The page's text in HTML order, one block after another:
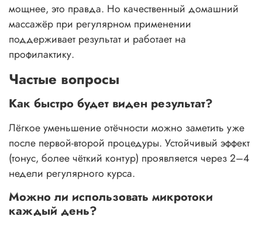
мощнее, это правда. Но качественный домашний
массажёр при регулярном применении
поддерживает результат и работает на
профилактику.
Частые вопросы
Как быстро будет виден результат?
Лёгкое уменьшение отёчности можно заметить уже
после первой-второй процедуры. Устойчивый эффект
(тонус, более чёткий контур) проявляется через 2–4
недели регулярного курса.
Можно ли использовать микротоки
каждый день?